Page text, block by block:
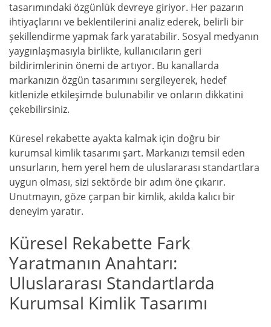
tasarımındaki özgünlük devreye giriyor. Her pazarın
ihtiyaçlarını ve beklentilerini analiz ederek, belirli bir
şekillendirme yapmak fark yaratabilir. Sosyal medyanın
yaygınlaşmasıyla birlikte, kullanıcıların geri
bildirimlerinin önemi de artıyor. Bu kanallarda
markanızın özgün tasarımını sergileyerek, hedef
kitlenizle etkileşimde bulunabilir ve onların dikkatini
çekebilirsiniz.
Küresel rekabette ayakta kalmak için doğru bir
kurumsal kimlik tasarımı şart. Markanızı temsil eden
unsurların, hem yerel hem de uluslararası standartlara
uygun olması, sizi sektörde bir adım öne çıkarır.
Unutmayın, göze çarpan bir kimlik, akılda kalıcı bir
deneyim yaratır.
Küresel Rekabette Fark
Yaratmanın Anahtarı:
Uluslararası Standartlarda
Kurumsal Kimlik Tasarımı